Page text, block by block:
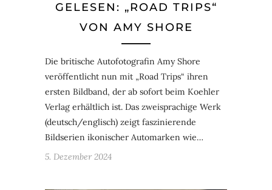
GELESEN: „ROAD TRIPS“
VON AMY SHORE
Die britische Autofotografin Amy Shore
veröffentlicht nun mit „Road Trips“ ihren
ersten Bildband, der ab sofort beim Koehler
Verlag erhältlich ist. Das zweisprachige Werk
(deutsch/englisch) zeigt faszinierende
Bildserien ikonischer Automarken wie…
5. Dezember 2024